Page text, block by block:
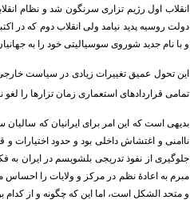
انقلاب اول رژیم تزاری سرنگون شد و نظام
و با نام جدید شوروی سوسیالیتی خود را به
این تحول عمیق تغییرات زیادی در سیاست خارجی
تمامی قراردادهای استعماری زمان تزارها را
بدیهی است که این امر برای ایرانیان که
جلوگیری از نفوذ تدریجی بلشویسم در ایران به
مبرم به اعادۀ نظم در مرکز و ولایات را احساس
و متحد الشکل است، اما این که چگونه و از